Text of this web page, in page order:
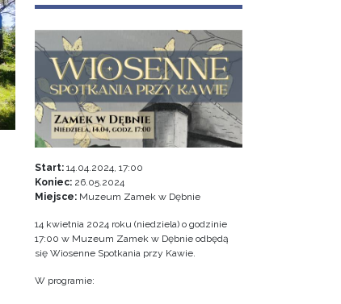
Start:14.04.2024, 17:00
Koniec:26.05.2024
Miejsce:Muzeum Zamek w Dębnie
14 kwietnia 2024 roku (niedziela) o godzinie
17:00 w Muzeum Zamek w Dębnie odbędą
się Wiosenne Spotkania przy Kawie.
W programie: